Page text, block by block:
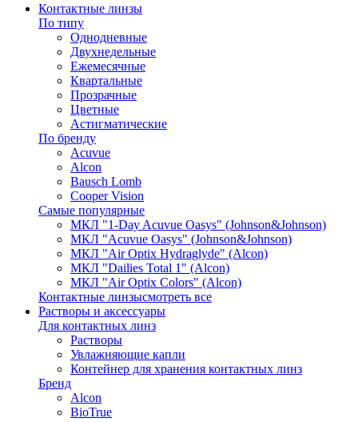
Контактные линзы
По типу
Однодневные
Двухнедельные
Ежемесячные
Квартальные
Прозрачные
Цветные
Астигматические
По бренду
Acuvue
Alcon
Bausch Lomb
Cooper Vision
Самые популярные
МКЛ "1-Day Acuvue Oasys" (Johnson&Johnson)
МКЛ "Acuvue Oasys" (Johnson&Johnson)
МКЛ "Air Optix Hydraglyde" (Alcon)
МКЛ "Dailies Total 1" (Alcon)
МКЛ "Air Optix Colors" (Alcon)
Контактные линзысмотреть все
Растворы и аксессуары
Для контактных линз
Растворы
Увлажняющие капли
Контейнер для хранения контактных линз
Бренд
Alcon
BioTrue